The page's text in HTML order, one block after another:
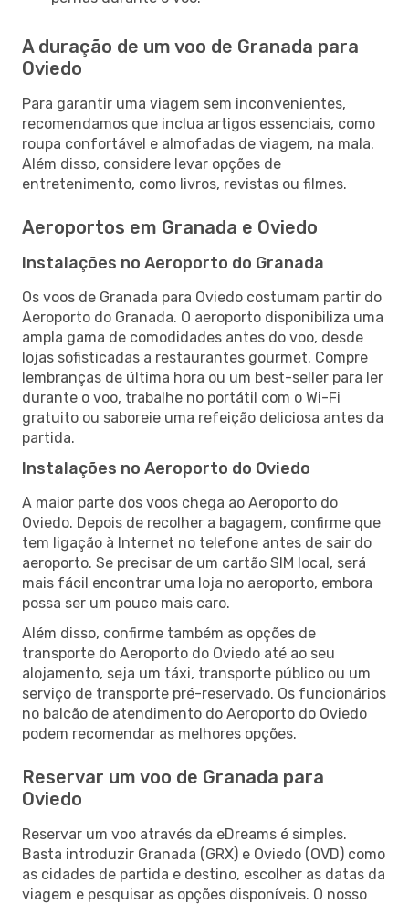
A duração de um voo de Granada para
Oviedo
Para garantir uma viagem sem inconvenientes,
recomendamos que inclua artigos essenciais, como
roupa confortável e almofadas de viagem, na mala.
Além disso, considere levar opções de
entretenimento, como livros, revistas ou filmes.
Aeroportos em Granada e Oviedo
Instalações no Aeroporto do Granada
Os voos de Granada para Oviedo costumam partir do
Aeroporto do Granada. O aeroporto disponibiliza uma
ampla gama de comodidades antes do voo, desde
lojas sofisticadas a restaurantes gourmet. Compre
lembranças de última hora ou um best-seller para ler
durante o voo, trabalhe no portátil com o Wi-Fi
gratuito ou saboreie uma refeição deliciosa antes da
partida.
Instalações no Aeroporto do Oviedo
A maior parte dos voos chega ao Aeroporto do
Oviedo. Depois de recolher a bagagem, confirme que
tem ligação à Internet no telefone antes de sair do
aeroporto. Se precisar de um cartão SIM local, será
mais fácil encontrar uma loja no aeroporto, embora
possa ser um pouco mais caro.
Além disso, confirme também as opções de
transporte do Aeroporto do Oviedo até ao seu
alojamento, seja um táxi, transporte público ou um
serviço de transporte pré-reservado. Os funcionários
no balcão de atendimento do Aeroporto do Oviedo
podem recomendar as melhores opções.
Reservar um voo de Granada para
Oviedo
Reservar um voo através da eDreams é simples.
Basta introduzir Granada (GRX) e Oviedo (OVD) como
as cidades de partida e destino, escolher as datas da
viagem e pesquisar as opções disponíveis. O nosso